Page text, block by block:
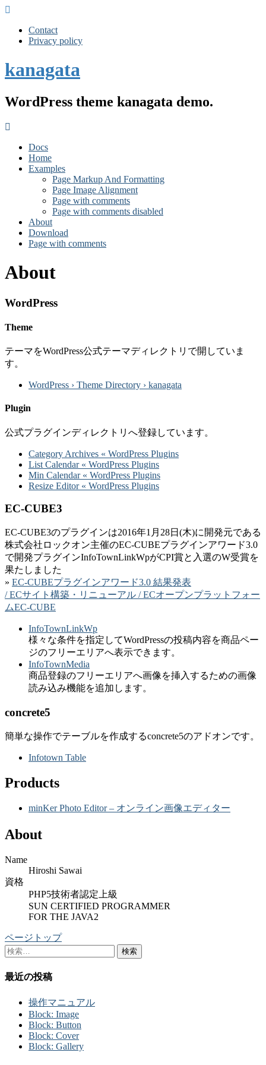
Contact
Privacy policy
kanagata
WordPress theme kanagata demo.
Docs
Home
Examples
Page Markup And Formatting
Page Image Alignment
Page with comments
Page with comments disabled
About
Download
Page with comments
About
WordPress
Theme
テーマをWordPress公式テーマディレクトリで開していま
す。
WordPress › Theme Directory › kanagata
Plugin
公式プラグインディレクトリへ登録しています。
Category Archives « WordPress Plugins
List Calendar « WordPress Plugins
Min Calendar « WordPress Plugins
Resize Editor « WordPress Plugins
EC-CUBE3
EC-CUBE3のプラグインは2016年1月28日(木)に開発元である
株式会社ロックオン主催のEC-CUBEプラグインアワード3.0
で開発プラグインInfoTownLinkWpがCPI賞と入選のW受賞を
果たしました
» EC-CUBEプラグインアワード3.0 結果発表
/ ECサイト構築・リニューアル / ECオープンプラットフォー
ムEC-CUBE
InfoTownLinkWp
様々な条件を指定してWordPressの投稿内容を商品ペー
ジのフリーエリアへ表示できます。
InfoTownMedia
商品登録のフリーエリアへ画像を挿入するための画像
読み込み機能を追加します。
concrete5
簡単な操作でテーブルを作成するconcrete5のアドオンです。
Infotown Table
Products
minKer Photo Editor – オンライン画像エディター
About
Name
Hiroshi Sawai
資格
PHP5技術者認定上級
SUN CERTIFIED PROGRAMMER
FOR THE JAVA2
ページトップ
検
最近の投稿
操作マニュアル
Block: Image
Block: Button
Block: Cover
Block: Gallery